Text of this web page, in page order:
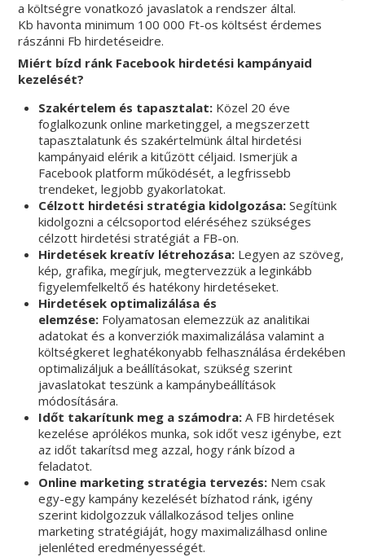
a költségre vonatkozó javaslatok a rendszer által.
Kb havonta minimum 100 000 Ft-os költsést érdemes
rászánni Fb hirdetéseidre.
Miért bízd ránk Facebook hirdetési kampányaid
kezelését?
Szakértelem és tapasztalat: Közel 20 éve
foglalkozunk online marketinggel, a megszerzett
tapasztalatunk és szakértelmünk által hirdetési
kampányaid elérik a kitűzött céljaid. Ismerjük a
Facebook platform működését, a legfrissebb
trendeket, legjobb gyakorlatokat.
Célzott hirdetési stratégia kidolgozása:Segítünk
kidolgozni a célcsoportod eléréséhez szükséges
célzott hirdetési stratégiát a FB-on.
Hirdetések kreatív létrehozása: Legyen az szöveg,
kép, grafika, megírjuk, megtervezzük a leginkább
figyelemfelkeltő és hatékony hirdetéseket.
Hirdetések optimalizálása és
elemzése: Folyamatosan elemezzük az analitikai
adatokat és a konverziók maximalizálása valamint a
költségkeret leghatékonyabb felhasználása érdekében
optimalizáljuk a beállításokat, szükség szerint
javaslatokat teszünk a kampánybeállítások
módosítására.
Időt takarítunk meg a számodra: A FB hirdetések
kezelése aprólékos munka, sok időt vesz igénybe, ezt
az időt takarítsd meg azzal, hogy ránk bízod a
feladatot.
Online marketing stratégia tervezés: Nem csak
egy-egy kampány kezelését bízhatod ránk, igény
szerint kidolgozzuk vállalkozásod teljes online
marketing stratégiáját, hogy maximalizálhasd online
jelenléted eredményességét.